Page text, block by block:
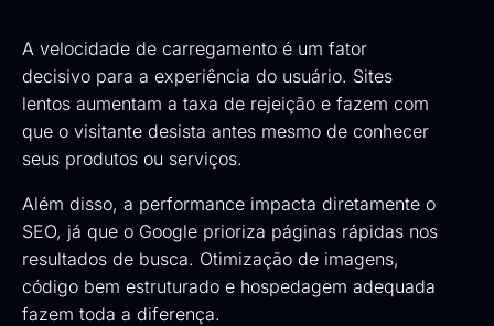
A velocidade de carregamento é um fator
decisivo para a experiência do usuário. Sites
lentos aumentam a taxa de rejeição e fazem com
que o visitante desista antes mesmo de conhecer
seus produtos ou serviços.
Além disso, a performance impacta diretamente o
SEO, já que o Google prioriza páginas rápidas nos
resultados de busca. Otimização de imagens,
código bem estruturado e hospedagem adequada
fazem toda a diferença.